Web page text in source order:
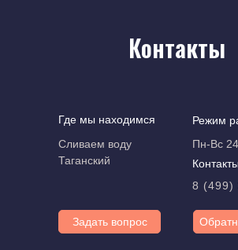
Контакты
Где мы находимся
Сливаем воду
Таганский
Контакты
Режим
8 (499)
Пн-Вс
Задать вопрос